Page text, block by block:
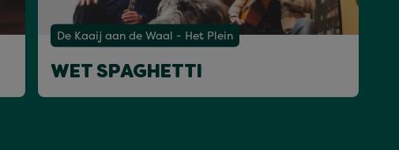
De Kaaij aan de Waal - Het Plein
WET SPAGHETTI